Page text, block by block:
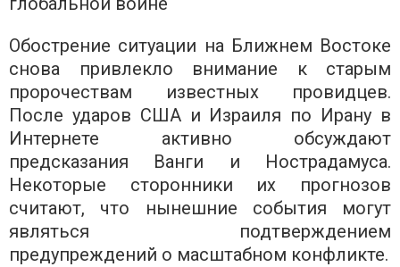
Обострение ситуации на Ближнем Востоке
снова привлекло внимание к старым
пророчествам известных провидцев.
После ударов США и Израиля по Ирану в
Интернете активно обсуждают
предсказания Ванги и Нострадамуса.
Некоторые сторонники их прогнозов
считают, что нынешние события могут
являться подтверждением
предупреждений о масштабном конфликте.